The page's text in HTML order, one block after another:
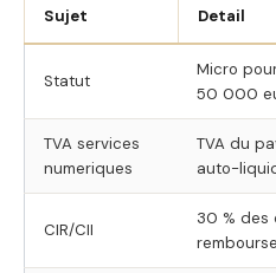
Sujet Detail
Statut
Micro
50 000
TVA services
numeriques
TVA du
auto-
CIR/CII
30 % des